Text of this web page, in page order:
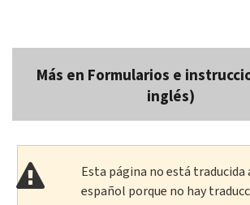
Más en Formularios e
inglés)
Esta página no está traducida
español porque no hay